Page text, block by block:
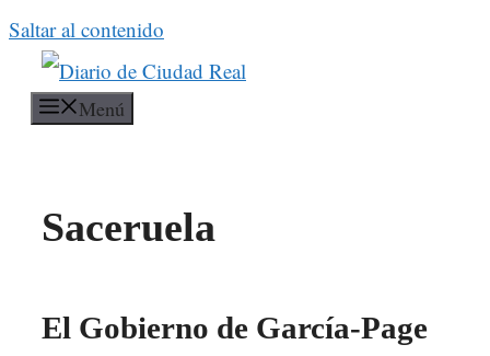
Saltar al contenido
Menú
Saceruela
El Gobierno de García-Page